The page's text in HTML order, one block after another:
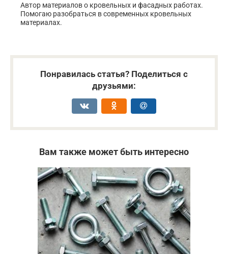
Автор материалов о кровельных и фасадных работах.
Помогаю разобраться в современных кровельных
материалах.
Понравилась статья? Поделиться с
друзьями:
Вам также может быть интересно